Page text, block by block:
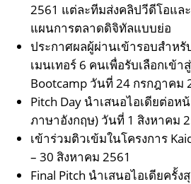
2561 แต่ละทีมส่งคลิปวีดีโอแล
แผนการตลาดดิจิทัลแบบย่อ
ประกาศผลผู้ผ่านเข้ารอบสำห
เมนเทอร์ 6 คนเพื่อรับเลือกเข้า
Bootcamp วันที่ 24 กรกฎาคม
Pitch Day นำเสนอไอเดียต่อห
ภาษาอังกฤษ) วันที่ 1 สิงหาคม
เข้าร่วมติวเข้มในโครงการ
– 30 สิงหาคม 2561
Final Pitch นำเสนอไอเดียครั้